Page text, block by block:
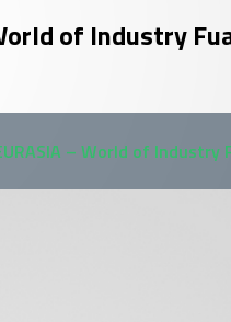
of Industry
– World of Industry